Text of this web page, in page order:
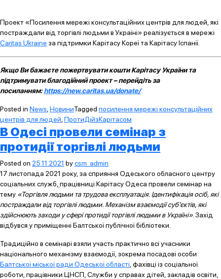
Проект «Посилення мережі консультаційних центрів для людей, які
постраждали від торгівлі людьми в Україні» реалізується в мережі
Caritas Ukraine за підтримки Карітасу Кореї та Карітасу Іспанії.
Якщо Ви бажаєте пожертвувати кошти Карітасу України та
підтримувати благодійний проект – перейдіть за
посиланням:https://new.caritas.ua/donate/
Posted in News НовиниTagged посилення мережі консультаційних
центрів для людей ПротиДійзКарітасом
В Одесі провели семінар з
протидії торгівлі людьми
Posted on 25.11.2021 bycsm_admin
17 листопада 2021 року, за сприяння Одеського обласного центру
соціальних служб, працівниці Карітасу Одеса провели семінар на
тему «Торгівля людьми та трудова експлуатація. Ідентифікація осіб, які
постраждали від торгівлі людьми. Механізм взаємодії суб’єктів, які
здійснюють заходи у сфері протидії торгівлі людьми в Україні» . Захід
відбувся у приміщенні Балтської публічної бібліотеки.
Традиційно в семінарі взяли участь практично всі учасники
національного механізму взаємодії, зокрема посадові особи
Балтської міської ради Одеської області , фахівці із соціальної
роботи, працівники ЦНСП, Служби у справах дітей, закладів освіти,